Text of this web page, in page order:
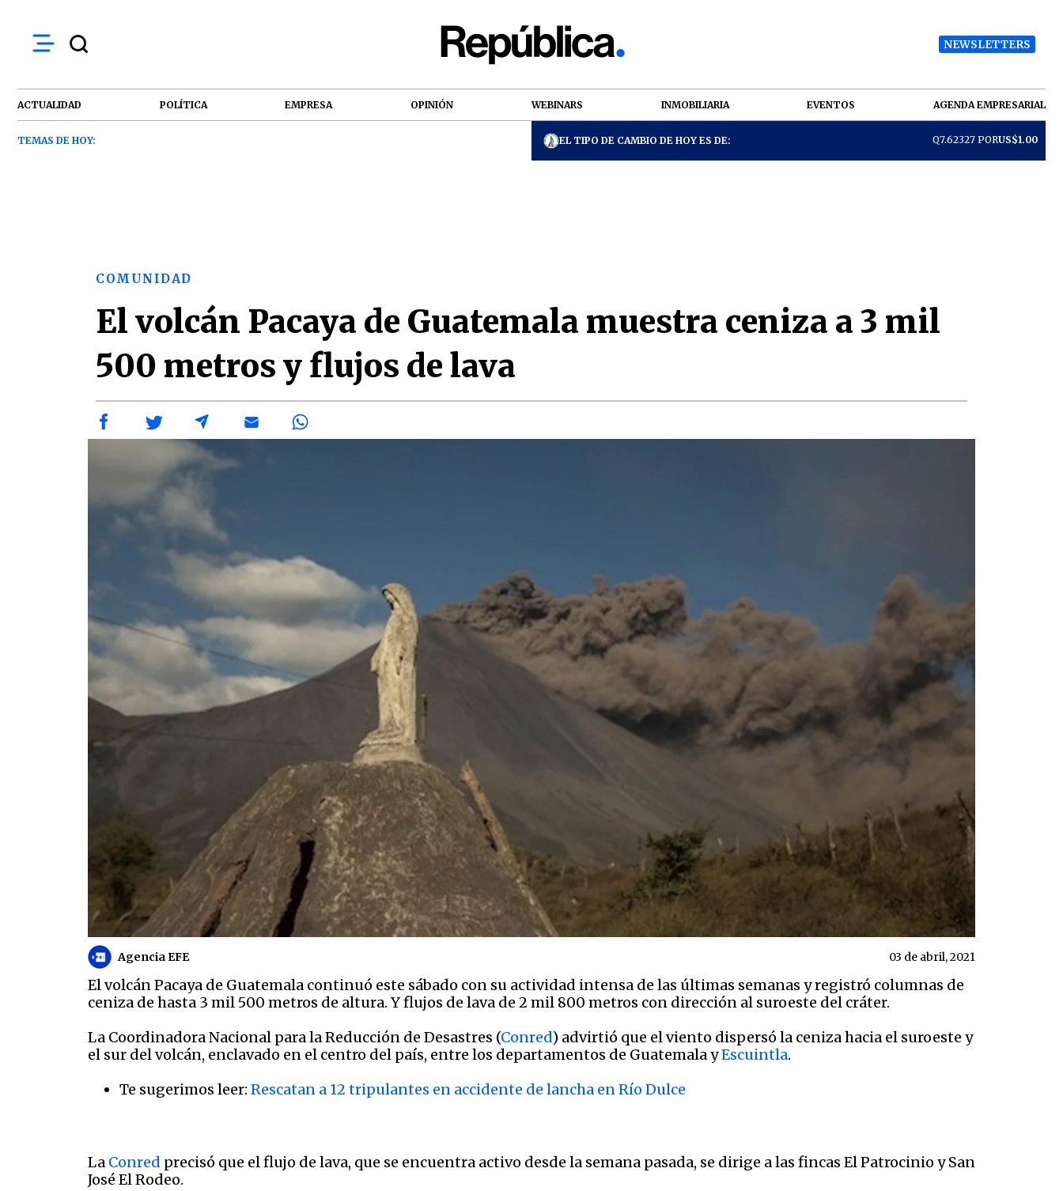
NEWSLETTERS
ACTUALIDAD POLÍTICA EMPRESA OPINIÓN WEBINARS INMOBILIARIA EVENTOS AGENDA EMPRESARIAL
TEMAS DE HOY: EL TIPO DE CAMBIO DE HOY ES DE: Q7.62327 PORUS$1.00
COMUNIDAD
El volcán Pacaya de Guatemala muestra ceniza a 3 mil
500 metros y flujos de lava
Agencia EFE 03 de abril, 2021
El volcán Pacaya de Guatemala continuó este sábado con su actividad intensa de las últimas semanas y registró columnas de
ceniza de hasta 3 mil 500 metros de altura. Y flujos de lava de 2 mil 800 metros con dirección al suroeste del cráter.
La Coordinadora Nacional para la Reducción de Desastres (Conred) advirtió que el viento dispersó la ceniza hacia el suroeste y
el sur del volcán, enclavado en el centro del país, entre los departamentos de Guatemala yEscuintla.
Te sugerimos leer: Rescatan a 12 tripulantes en accidente de lancha en Río Dulce
La Conred precisó que el flujo de lava, que se encuentra activo desde la semana pasada, se dirige a las fincas El Patrocinio y San
José El Rodeo.